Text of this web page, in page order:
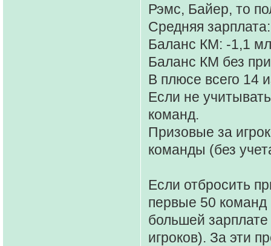
Рэмс, Байер, то
Средняя
Баланс КМ: -1,1
Баланс КМ без
В плюсе всего 14
Если не
команд.
Призовые за
команды (без
Если отбросить
первые 50 команд
большей
игроков). За эти